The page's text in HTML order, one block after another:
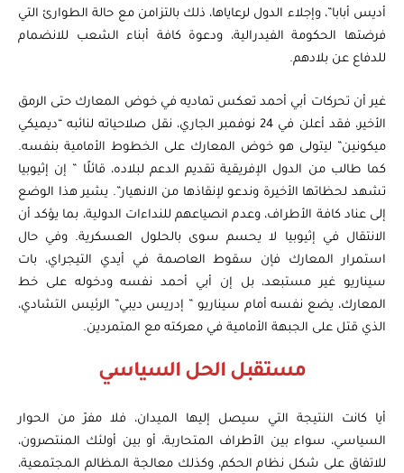
أديس أبابا”، وإجلاء الدول لرعاياها، ذلك بالتزامن مع حالة الطوارئ التي
فرضتها الحكومة الفيدرالية، ودعوة كافة أبناء الشعب للانضمام
للدفاع عن بلادهم.
غير أن تحركات أبي أحمد تعكس تماديه في خوض المعارك حتى الرمق
الأخير، فقد أعلن في 24 نوفمبر الجاري، نقل صلاحياته لنائبه “ديميكي
ميكونين” ليتولى هو خوض المعارك على الخطوط الأمامية بنفسه.
كما طالب من الدول الإفريقية تقديم الدعم لبلاده، قائلًا ” إن إثيوبيا
تشهد لحظاتها الأخيرة وندعو لإنقاذها من الانهيار”. يشير هذا الوضع
إلى عناد كافة الأطراف، وعدم انصياعهم للنداءات الدولية، بما يؤكد أن
الانتقال في إثيوبيا لا يحسم سوى بالحلول العسكرية. وفي حال
استمرار المعارك فإن سقوط العاصمة في أيدي التيجراي، بات
سيناريو غير مستبعد، بل إن أبي أحمد نفسه ودخوله على خط
المعارك، يضع نفسه أمام سيناريو ” إدريس ديبي” الرئيس التشادي،
الذي قتل على الجبهة الأمامية في معركته مع المتمردين.
مستقبل الحل السياسي
أيا كانت النتيجة التي سيصل إليها الميدان، فلا مفرّ من الحوار
السياسي، سواء بين الأطراف المتحاربة، أو بين أولئك المنتصرون،
للاتفاق على شكل نظام الحكم، وكذلك معالجة المظالم المجتمعية،